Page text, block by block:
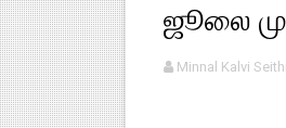
ஜூலை
Minnal Kalvi Seithi